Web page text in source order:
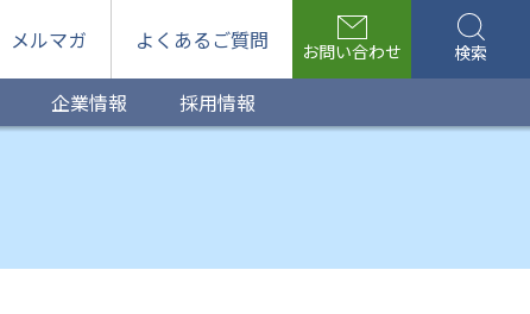
メルマガ よくあるご質問 お問い合わせ 検索
企業情報 採用情報